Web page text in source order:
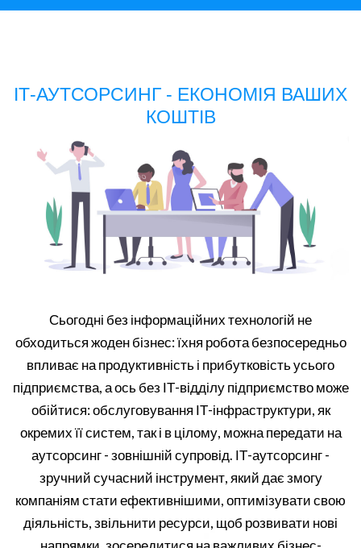
ІТ-АУТСОРСИНГ - ЕКОНОМІЯ ВАШИХ
КОШТІВ
Сьогодні без інформаційних технологій не
обходиться жоден бізнес: їхня робота безпосередньо
впливає на продуктивність і прибутковість усього
підприємства, а ось без ІТ-відділу підприємство може
обійтися: обслуговування ІТ-інфраструктури, як
окремих її систем, так і в цілому, можна передати на
аутсорсинг - зовнішній супровід. ІТ-аутсорсинг -
зручний сучасний інструмент, який дає змогу
компаніям стати ефективнішими, оптимізувати свою
діяльність, звільнити ресурси, щоб розвивати нові